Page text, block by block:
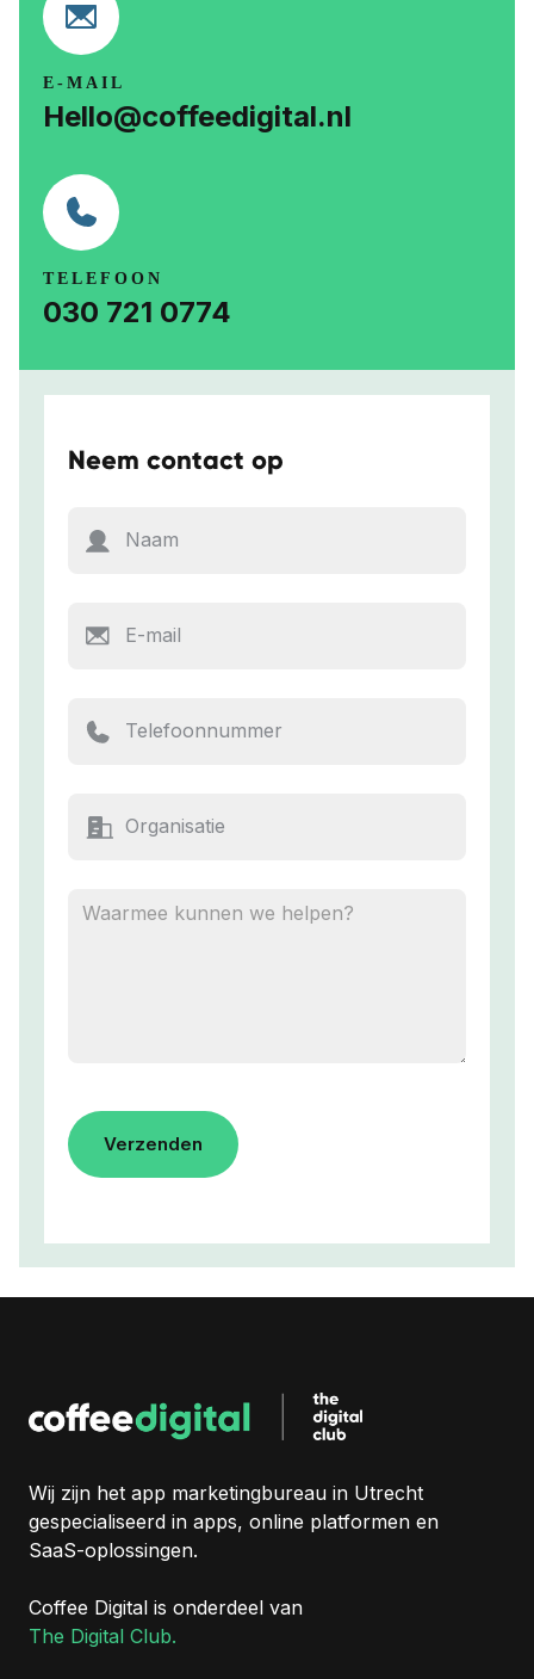
E-MAIL
Hello@coffeedigital.nl
TELEFOON
030 721 0774
Neem contact op
Wij zijn het app marketingbureau in Utrecht
gespecialiseerd in apps, online platformen en
SaaS-oplossingen.
Coffee Digital is onderdeel van
The Digital Club.